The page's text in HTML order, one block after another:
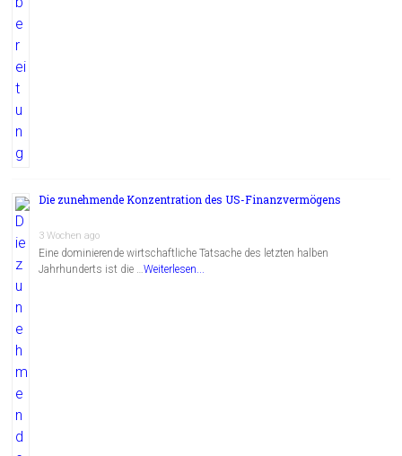
Die zunehmende Konzentration des US-Finanzvermögens
3 Wochen ago
Eine dominierende wirtschaftliche Tatsache des letzten halben
Jahrhunderts ist die …Weiterlesen...